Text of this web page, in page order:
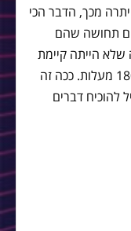
יתרה מכך, הדבר הכי
תחושה שהם
שלא הייתה קיימת
אצלהם בדיוק לפני שבוע, התחלפה ב-180 מעלות. ככה זה
בשביל להוכיח דברים